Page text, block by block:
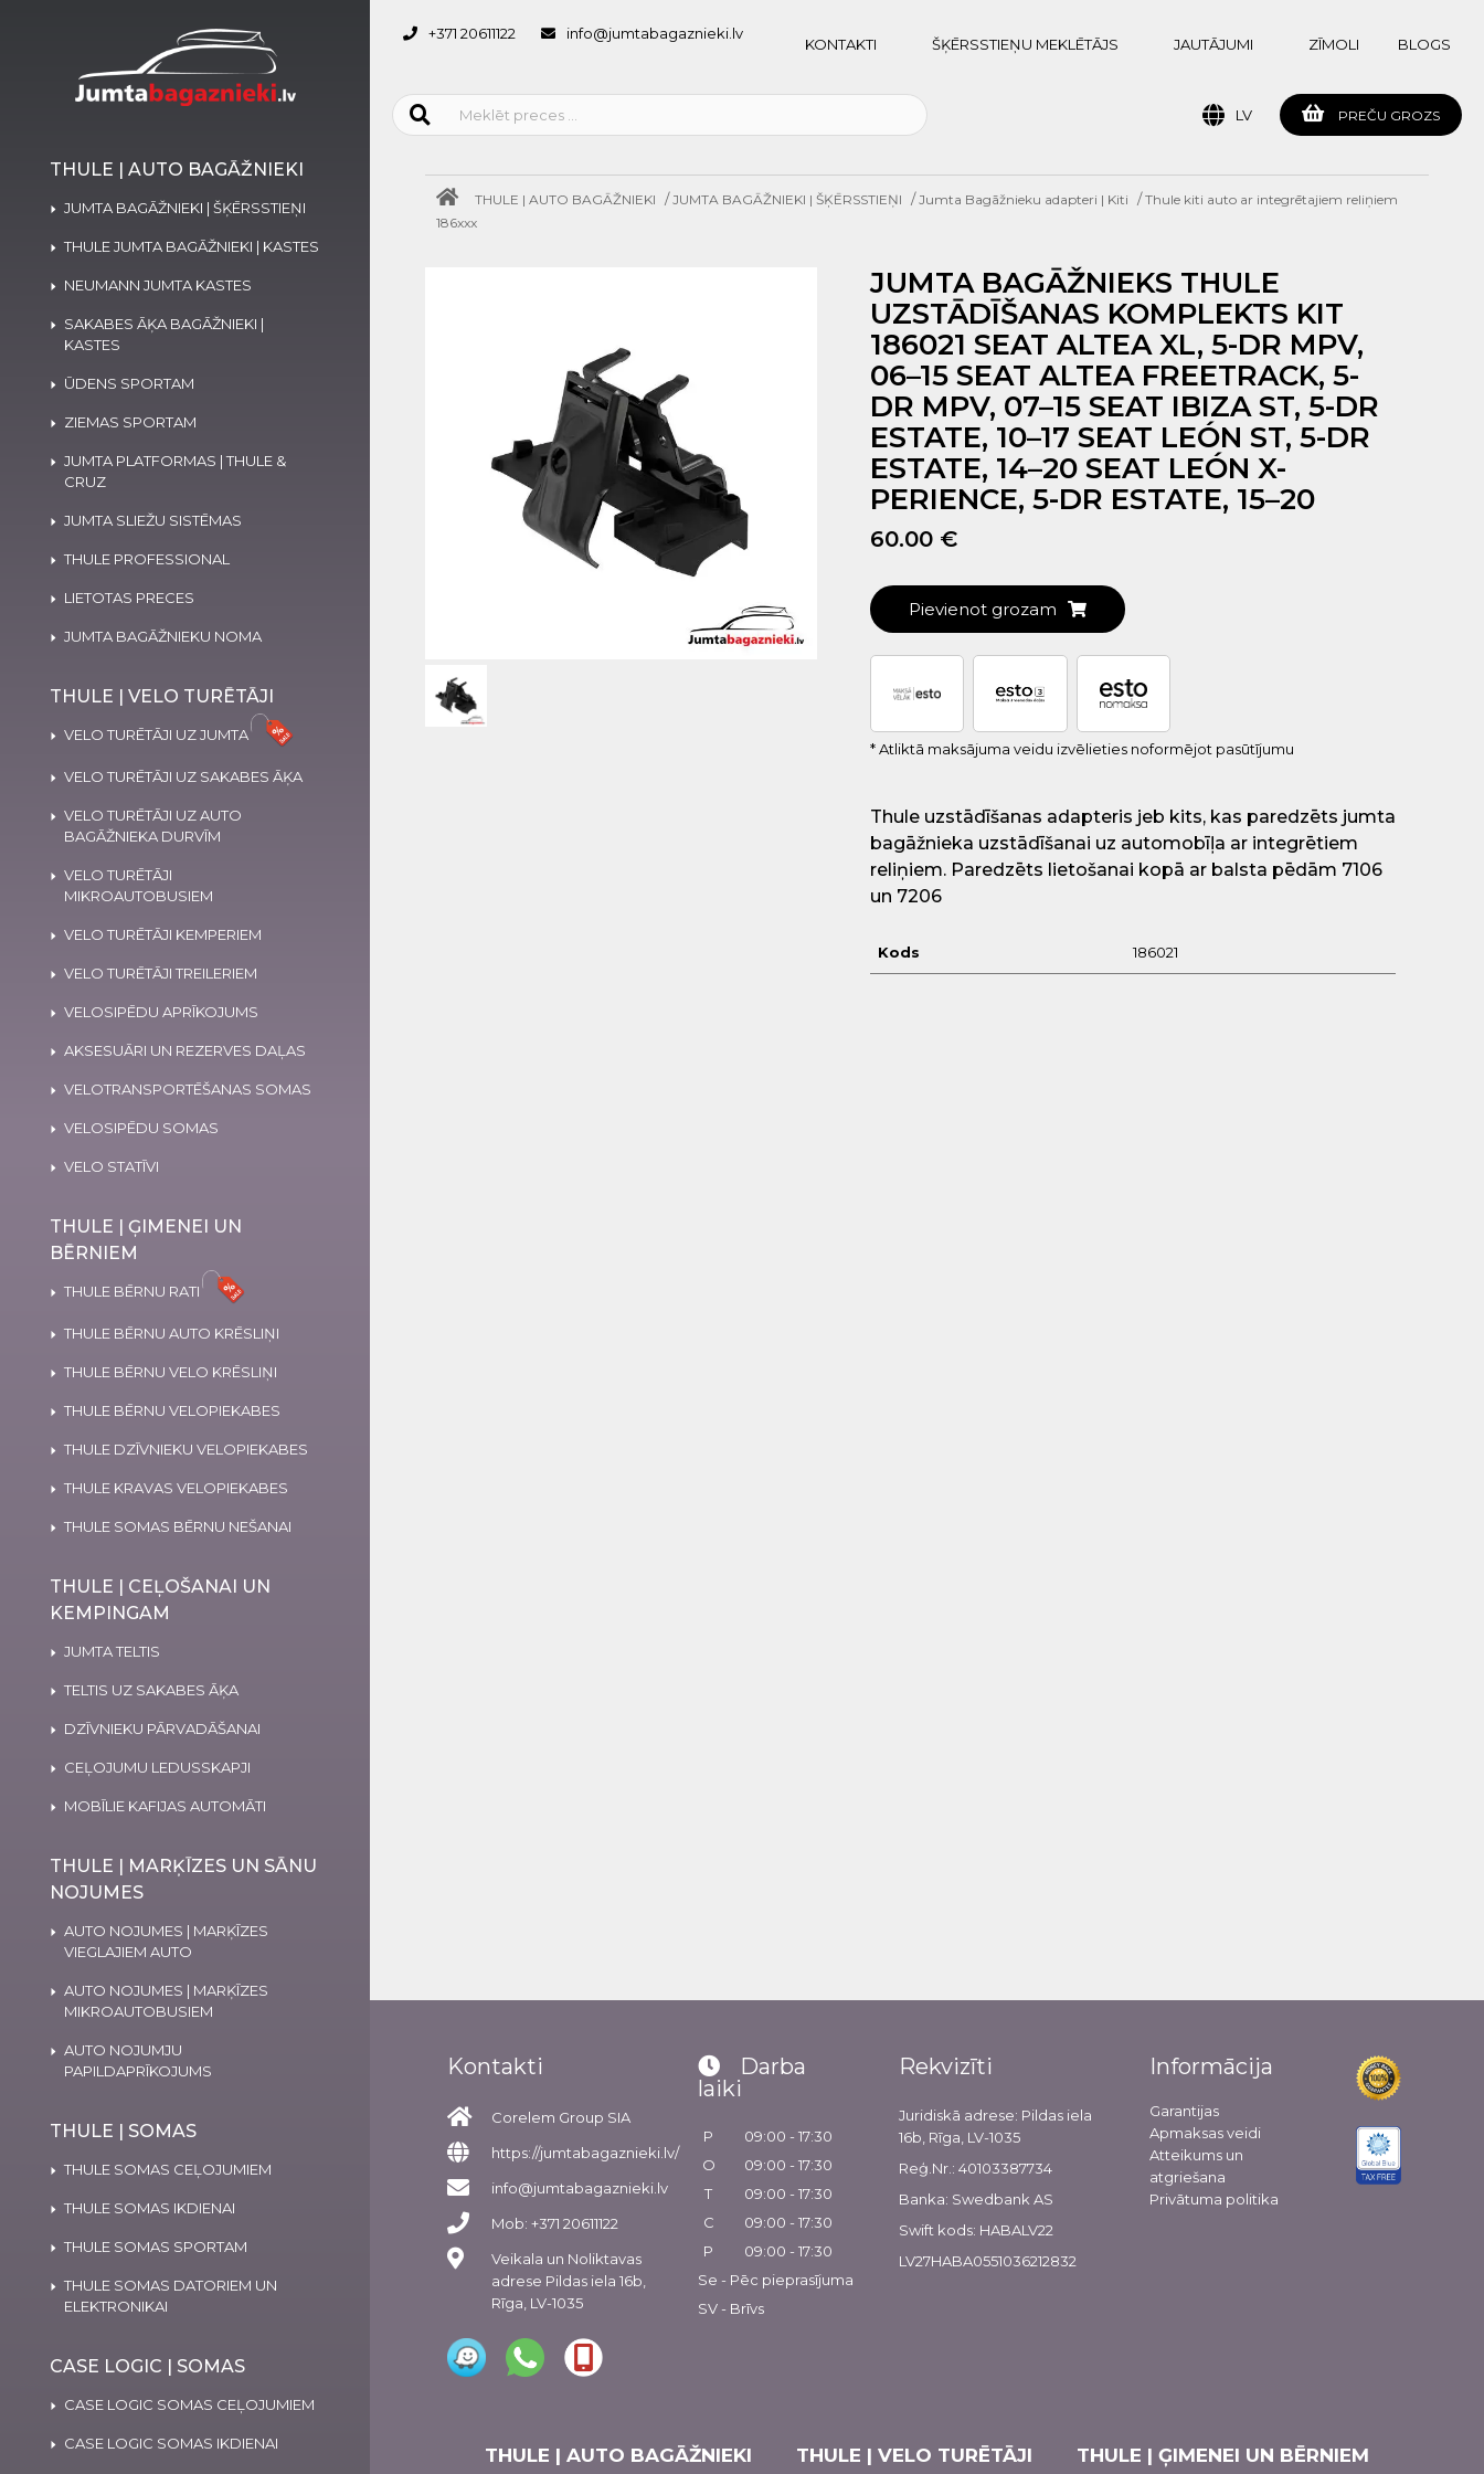
THULE | AUTO BAGĀŽNIEKI
JUMTA BAGĀŽNIEKI | ŠĶĒRSSTIEŅI
THULE JUMTA BAGĀŽNIEKI | KASTES
NEUMANN JUMTA KASTES
SAKABES ĀĶA BAGĀŽNIEKI |
KASTES
ŪDENS SPORTAM
ZIEMAS SPORTAM
JUMTA PLATFORMAS | THULE &
CRUZ
JUMTA SLIEŽU SISTĒMAS
THULE PROFESSIONAL
LIETOTAS PRECES
JUMTA BAGĀŽNIEKU NOMA
THULE | VELO TURĒTĀJI
VELO TURĒTĀJI UZ JUMTA
VELO TURĒTĀJI UZ SAKABES ĀĶA
VELO TURĒTĀJI UZ AUTO
BAGĀŽNIEKA DURVĪM
VELO TURĒTĀJI
MIKROAUTOBUSIEM
VELO TURĒTĀJI KEMPERIEM
VELO TURĒTĀJI TREILERIEM
VELOSIPĒDU APRĪKOJUMS
AKSESUĀRI UN REZERVES DAĻAS
VELOTRANSPORTĒŠANAS SOMAS
VELOSIPĒDU SOMAS
VELO STATĪVI
THULE | ĢIMENEI UN
BĒRNIEM
THULE BĒRNU RATI
THULE BĒRNU AUTO KRĒSLIŅI
THULE BĒRNU VELO KRĒSLIŅI
THULE BĒRNU VELOPIEKABES
THULE DZĪVNIEKU VELOPIEKABES
THULE KRAVAS VELOPIEKABES
THULE SOMAS BĒRNU NEŠANAI
THULE | CEĻOŠANAI UN
KEMPINGAM
JUMTA TELTIS
TELTIS UZ SAKABES ĀĶA
DZĪVNIEKU PĀRVADĀŠANAI
CEĻOJUMU LEDUSSKAPJI
MOBĪLIE KAFIJAS AUTOMĀTI
THULE | MARĶĪZES UN SĀNU
NOJUMES
AUTO NOJUMES | MARĶĪZES
VIEGLAJIEM AUTO
AUTO NOJUMES | MARĶĪZES
MIKROAUTOBUSIEM
AUTO NOJUMJU
PAPILDAPRĪKOJUMS
THULE | SOMAS
THULE SOMAS CEĻOJUMIEM
THULE SOMAS IKDIENAI
THULE SOMAS SPORTAM
THULE SOMAS DATORIEM UN
ELEKTRONIKAI
CASE LOGIC | SOMAS
CASE LOGIC SOMAS CEĻOJUMIEM
CASE LOGIC SOMAS IKDIENAI
+371 20611122 info@jumtabagaznieki.lv
KONTAKTI ŠĶĒRSSTIEŅU MEKLĒTĀJS JAUTĀJUMI ZĪMOLI BLOGS
PREČU GROZS
LV
THULE | AUTO BAGĀŽNIEKI /JUMTA BAGĀŽNIEKI | ŠĶĒRSSTIEŅI /Jumta Bagāžnieku adapteri | Kiti /Thule kiti auto ar integrētajiem reliņiem
186xxx
JUMTA BAGĀŽNIEKS THULE
UZSTĀDĪŠANAS KOMPLEKTS KIT
186021 SEAT ALTEA XL, 5-DR MPV,
06–15 SEAT ALTEA FREETRACK, 5-
DR MPV, 07–15 SEAT IBIZA ST, 5-DR
ESTATE, 10–17 SEAT LEÓN ST, 5-DR
ESTATE, 14–20 SEAT LEÓN X-
PERIENCE, 5-DR ESTATE, 15–20
60.00 €
Pievienot grozam
* Atliktā maksājuma veidu izvēlieties noformējot pasūtījumu
Thule uzstādīšanas adapteris jeb kits, kas paredzēts jumta
bagāžnieka uzstādīšanai uz automobīļa ar integrētiem
reliņiem. Paredzēts lietošanai kopā ar balsta pēdām 7106
un 7206
Kods 186021
Kontakti
Corelem Group SIA
https://jumtabagaznieki.lv/
info@jumtabagaznieki.lv
Mob: +371 20611122
Veikala un Noliktavas
adrese Pildas iela 16b,
Rīga, LV-1035
Darba
laiki
P
09:00 - 17:30
O
09:00 - 17:30
T
09:00 - 17:30
C
09:00 - 17:30
P
09:00 - 17:30
Se - Pēc pieprasījuma
SV - Brīvs
Rekvizīti
Juridiskā adrese: Pildas iela
16b, Rīga, LV-1035
Reģ.Nr.: 40103387734
Banka: Swedbank AS
Swift kods: HABALV22
LV27HABA0551036212832
Informācija
Garantijas
Apmaksas veidi
Atteikums un
atgriešana
Privātuma politika
THULE | AUTO BAGĀŽNIEKI THULE | VELO TURĒTĀJI THULE | ĢIMENEI UN BĒRNIEM